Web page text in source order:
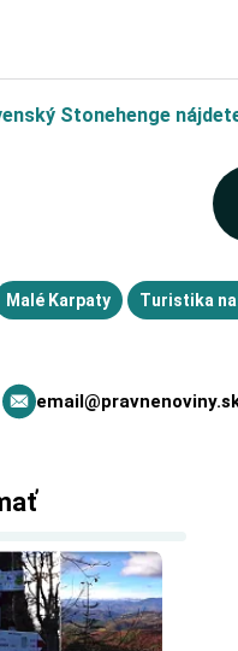
Stonehenge
Malé Karpaty Turistika